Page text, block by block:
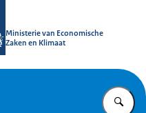
Ministerie van Economische
Zaken en Klimaat